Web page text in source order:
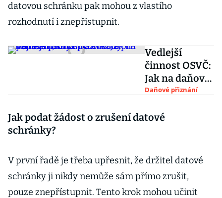
datovou schránku pak mohou z vlastího
rozhodnutí i znepřístupnit.
Vedlejší
činnost OSVČ:
Jak na daňové
přiznání a
pojištění, když
Daňové přiznání
Jak podat žádost o zrušení datové
schránky?
V první řadě je třeba upřesnit, že držitel datové
schránky ji nikdy nemůže sám přímo zrušit,
pouze znepřístupnit. Tento krok mohou učinit